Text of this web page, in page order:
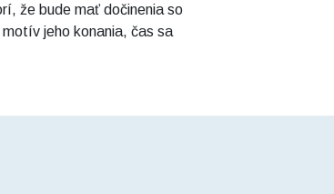
že bude mať dočinenia so
jeho konania, čas sa